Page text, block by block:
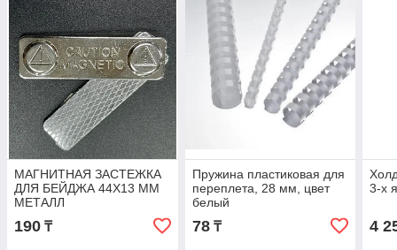
МАГНИТНАЯ ЗАСТЕЖКА
ДЛЯ БЕЙДЖА 44Х13 ММ
МЕТАЛЛ
190 ₸
Пружина пластиковая для
переплета, 28 мм, цвет
белый
78₸
3-х
4